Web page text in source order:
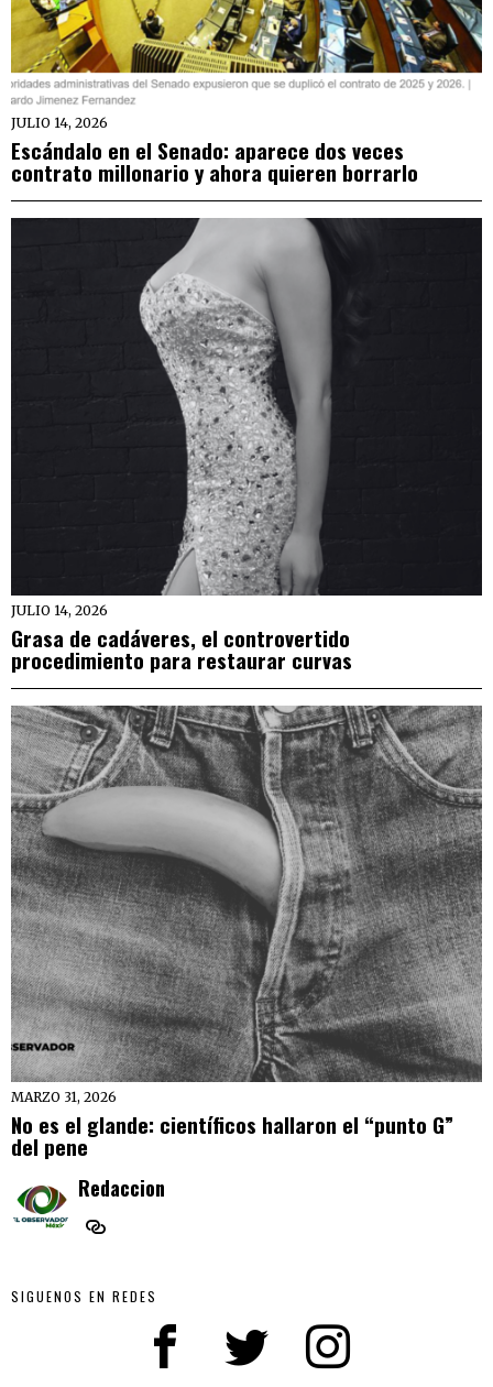
JULIO 14, 2026
Escándalo en el Senado: aparece dos veces
contrato millonario y ahora quieren borrarlo
JULIO 14, 2026
Grasa de cadáveres, el controvertido
procedimiento para restaurar curvas
MARZO 31, 2026
No es el glande: científicos hallaron el “punto G”
del pene
Redaccion
SIGUENOS EN REDES